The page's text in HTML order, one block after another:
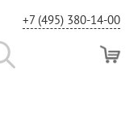
+7 (495) 380-14-00